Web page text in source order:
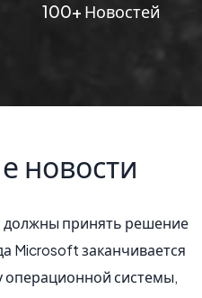
100+ Новостей
новости
Компания AMD
шестиядерный процессор
под кодовым названием